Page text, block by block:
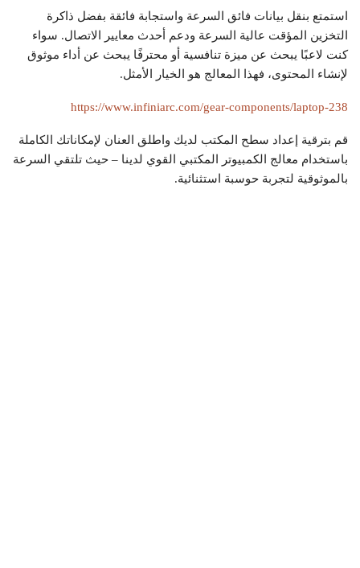
استمتع بنقل بيانات فائق السرعة واستجابة فائقة بفضل ذاكرة
التخزين المؤقت عالية السرعة ودعم أحدث معايير الاتصال. سواء
كنت لاعبًا يبحث عن ميزة تنافسية أو محترفًا يبحث عن أداء موثوق
لإنشاء المحتوى، فهذا المعالج هو الخيار الأمثل.
https://www.infiniarc.com/gear-components/laptop-238
قم بترقية إعداد سطح المكتب لديك واطلق العنان لإمكاناتك الكاملة
باستخدام معالج الكمبيوتر المكتبي القوي لدينا – حيث تلتقي السرعة
بالموثوقية لتجربة حوسبة استثنائية.